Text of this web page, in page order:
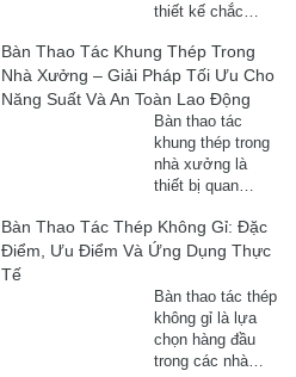
thiết kế chắc
thẩm mỹ, đáp
ứng nhu cầu lắp
ráp, kiểm tra,
đóng gói trong
nhiều ngành công
nghiệp. Đây là
giải pháp tối ưu
nghiệp nâng ...
Bàn Thao Tác Khung Thép Trong
Nhà Xưởng – Giải Pháp Tối Ưu Cho
Năng Suất Và An Toàn Lao Động
Bàn thao tác
khung thép trong
nhà xưởng là
thiết bị quan
nhân làm việc
hiệu quả và an
vững chắc, bàn
thao tác này phù
hợp cho nhiều ...
Bàn Thao Tác Thép Không Gỉ: Đặc
Điểm, Ưu Điểm Và Ứng Dụng Thực
Tế
Bàn thao tác thép
không gỉ là lựa
chọn hàng đầu
trong các nhà